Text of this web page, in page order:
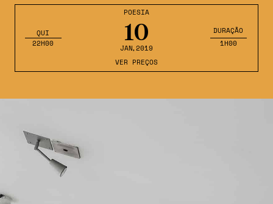
POESIA
10
JAN,2019
QUI
22H00
DURAÇÃO
1H00
VER PREÇOS